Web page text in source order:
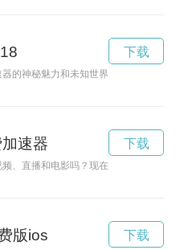
的神秘魅力和未知世界吗？赶紧来参
下载
速器
、直播和电影吗？现在有一款免费的
下载
版ios 下载